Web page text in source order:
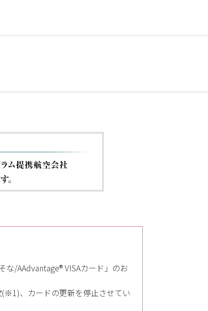
/AAdvantage® VISAカード」のお
、カードの更新を停止させてい